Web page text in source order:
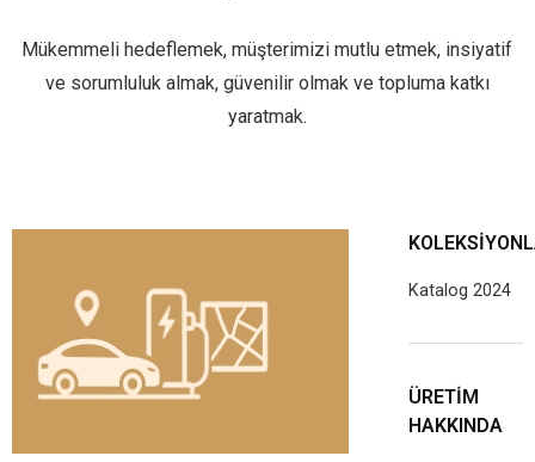
Mükemmeli hedeflemek, müşterimizi mutlu etmek, insiyatif
ve sorumluluk almak, güvenilir olmak ve topluma katkı
yaratmak.
Katalog 2024
ÜRETİM
HAKKINDA